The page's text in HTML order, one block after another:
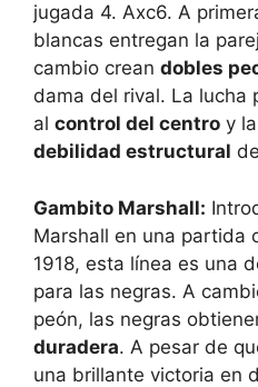
jugada 4. Axc6. A
blancas entregan la
cambio crean dobles
dama del rival. La lucha
al control del centro y
debilidad estructural
Gambito Marshall:
Marshall en una partida
1918, esta línea es una
para las negras. A
peón, las negras
duradera. A pesar de
una brillante victoria en